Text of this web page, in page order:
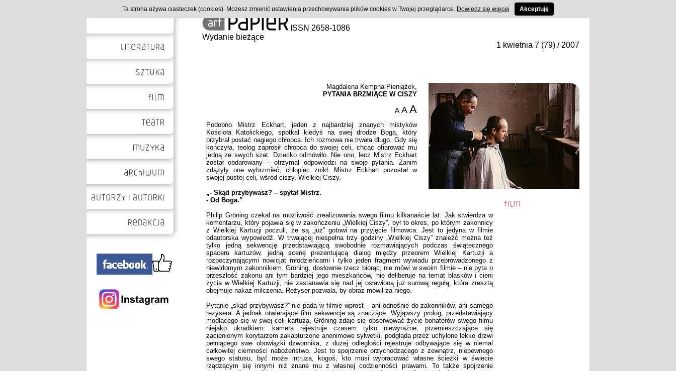
ISSN 2658-1086
Wydanie bieżące
1 kwietnia 7 (79) / 2007
Magdalena Kempna-Pieniążek,
PYTANIA BRZMIĄCE W CISZY
A A A
Podobno Mistrz Eckhart, jeden z najbardziej znanych mistyków
Kościoła Katolickiego, spotkał kiedyś na swej drodze Boga, który
przybrał postać nagiego chłopca. Ich rozmowa nie trwała długo. Gdy się
kończyła, teolog zaprosił chłopca do swojej celi, chcąc ofiarować mu
jedną ze swych szat. Dziecko odmówiło. Nie ono, lecz Mistrz Eckhart
został obdarowany – otrzymał odpowiedzi na swoje pytania. Zanim
zdążyły one wybrzmieć, chłopiec znikł. Mistrz Eckhart pozostał w
swojej pustej celi, wśród ciszy. Wielkiej Ciszy.
„- Skąd przybywasz? – spytał Mistrz.
- Od Boga.”
Philip Gröning czekał na możliwość zrealizowania swego filmu kilkanaście lat. Jak stwierdza w
komentarzu, który pojawia się w zakończeniu „Wielkiej Ciszy”, był to okres, po którym zakonnicy
z Wielkiej Kartuzji poczuli, że są „już” gotowi na przyjęcie filmowca. Jest to jedyna w filmie
odautorska wypowiedź. W trwającej niespełna trzy godziny „Wielkiej Ciszy” znaleźć można też
tylko jedną sekwencję przedstawiającą swobodnie rozmawiających podczas świątecznego
spaceru kartuzów, jedną scenę prezentującą dialog między przeorem Wielkiej Kartuzji a
rozpoczynającymi nowicjat młodzieńcami i tylko jeden fragment wywiadu przeprowadzonego z
niewidomym zakonnikiem. Gröning, dosłownie rzecz biorąc, nie mówi w swoim filmie – nie pyta o
przeszłość zakonu ani tym bardziej jego mieszkańców, nie deliberuje na temat blasków i cieni
życia w Wielkiej Kartuzji, nie zastanawia się nad jej osławioną już surową regułą, która zresztą
obejmuje nakaz milczenia. Reżyser pozwala, by obraz mówił za niego.
Pytanie „skąd przybywasz?” nie pada w filmie wprost – ani odnośnie do zakonników, ani samego
reżysera. A jednak otwierające film sekwencje są znaczące. Wyjąwszy prolog, przedstawiający
modlącego się w swej celi kartuza, Gröning zdaje się obserwować życie bohaterów swego filmu
niejako ukradkiem: kamera rejestruje czasem tylko niewyraźne, przemieszczające się
zacienionym korytarzem zakapturzone anonimowe sylwetki, podgląda przez uchylone lekko drzwi
pełniącego swe obowiązki dzwonnika, z dużej odległości rejestruje odbywające się w niemal
całkowitej ciemności nabożeństwo. Jest to spojrzenie przychodzącego z zewnątrz, niepewnego
swego statusu, być może intruza, kogoś, kto musi wypracować własne ścieżki w świecie
rządzącym się innymi niż znane mu z własnej codzienności prawami. To także spojrzenie
Ta strona używa ciasteczek (cookies). Możesz zmienić ustawienia przechowywania plików cookies w Twojej przeglądarce. Dowiedz się więcej Akceptuję